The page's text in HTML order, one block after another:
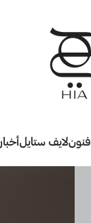
لايف ستايلأخبار